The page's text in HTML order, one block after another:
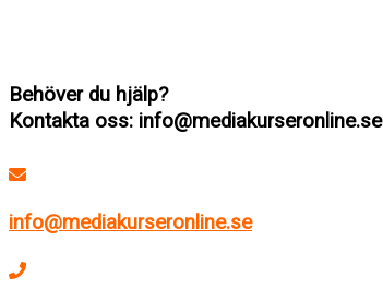
Behöver du hjälp?
Kontakta oss: info@mediakurseronline.se
info@mediakurseronline.se